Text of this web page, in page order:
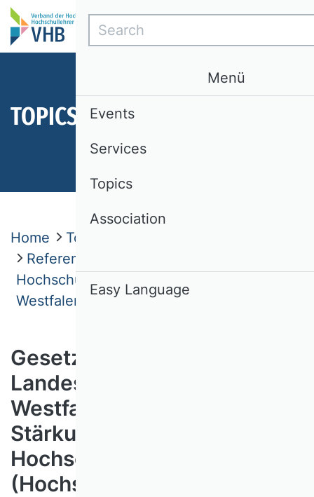
TOPICS
Home Topics
Referentenentwurf
Hochschulstärkungsgesetz Nordrhein-
Westfalen
Gesetzentwurf der
Landesregierung Nordrhein-
Westfalen betreffend die
Stärkung der
Hochschullandschaft
(Hochschulstärkungsgesetz)
Search
Menü
Events
Services
Topics
Association
Easy Language